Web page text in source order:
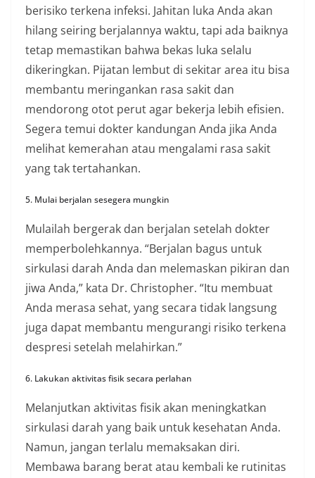
berisiko terkena infeksi. Jahitan luka Anda akan
hilang seiring berjalannya waktu, tapi ada baiknya
tetap memastikan bahwa bekas luka selalu
dikeringkan. Pijatan lembut di sekitar area itu bisa
membantu meringankan rasa sakit dan
mendorong otot perut agar bekerja lebih efisien.
Segera temui dokter kandungan Anda jika Anda
melihat kemerahan atau mengalami rasa sakit
yang tak tertahankan.
5. Mulai berjalan sesegera mungkin
Mulailah bergerak dan berjalan setelah dokter
memperbolehkannya. “Berjalan bagus untuk
sirkulasi darah Anda dan melemaskan pikiran dan
jiwa Anda,” kata Dr. Christopher. “Itu membuat
Anda merasa sehat, yang secara tidak langsung
juga dapat membantu mengurangi risiko terkena
despresi setelah melahirkan.”
6. Lakukan aktivitas fisik secara perlahan
Melanjutkan aktivitas fisik akan meningkatkan
sirkulasi darah yang baik untuk kesehatan Anda.
Namun, jangan terlalu memaksakan diri.
Membawa barang berat atau kembali ke rutinitas